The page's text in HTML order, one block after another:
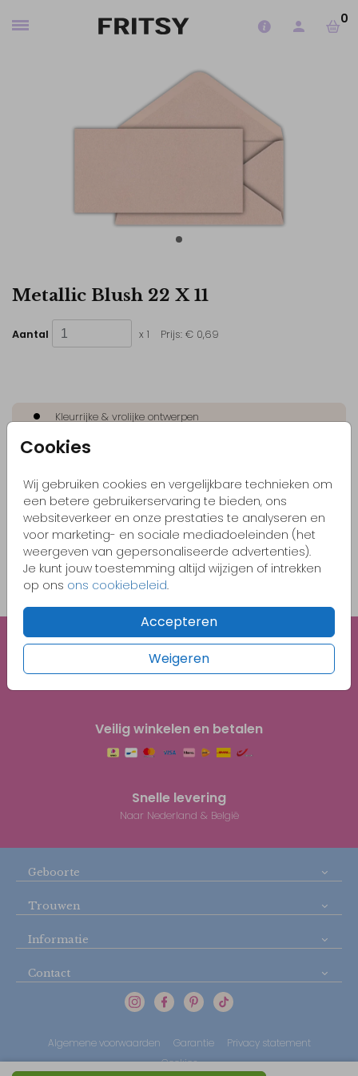
0
Cookies
Wij gebruiken cookies en vergelijkbare technieken om
een betere gebruikerservaring te bieden, ons
websiteverkeer en onze prestaties te analyseren en
voor marketing- en sociale mediadoeleinden (het
weergeven van gepersonaliseerde advertenties).
Je kunt jouw toestemming altijd wijzigen of intrekken
op ons ons cookiebeleid.
Accepteren
Weigeren
Metallic Blush 22 X 11
Aantal x 1 Prijs: € 0,69
Kleurrijke & vrolijke ontwerpen
Originele kaartjes
Bestel gemakkelijk een proefdruk vanaf €1,-
OMSCHRIJVING
metallic blush 22 x 11
Prijs:€ 0,69 per 1
Unieke illustraties
Veilig winkelen en betalen
Snelle levering
Naar Nederland & België
Geboorte
Trouwen
Informatie
Contact
Algemene voorwaarden Garantie
Privacy statement
Cookies